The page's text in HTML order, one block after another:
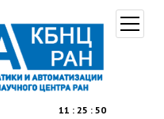
11 : 25 : 50
меню